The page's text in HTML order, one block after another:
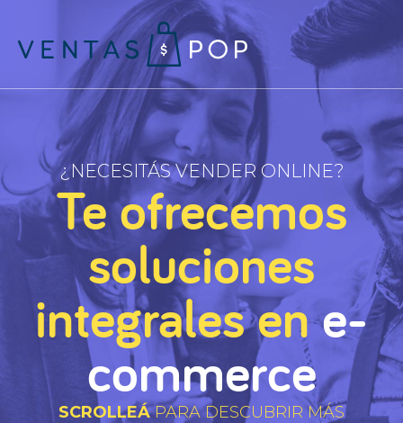
¿NECESITÁS VENDER ONLINE?
Te ofrecemos
soluciones
integrales ene-
commerce
SCROLLEÁPARA DESCUBRIR MÁS